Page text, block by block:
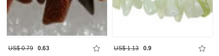
US$ 0.79 0.63 US$ 1.13 0.9